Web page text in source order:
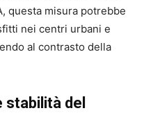
questa misura potrebbe
nei centri urbani e
al contrasto della
del